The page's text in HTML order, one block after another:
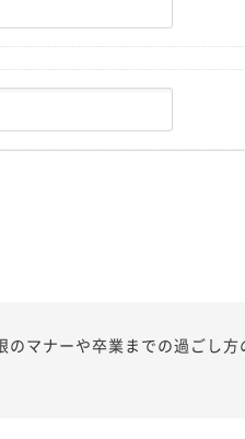
のマナーや卒業までの過ごし